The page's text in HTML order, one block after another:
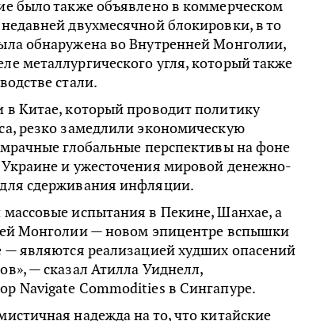
было также объявлено в коммерческом
двухмесячной блокировки, в то
обнаружена во Внутренней Монголии,
металлургического угля, который также
стали.
в Китае, который проводит политику
резко замедлили экономическую
мрачные глобальные перспективы на фоне
и ужесточения мировой денежно-
сдерживания инфляции.
испытания в Пекине, Шанхае, а
Монголии — новом эпицентре вспышки
— являются реализацией худших опасений
— сказал Атилла Уиднелл,
Navigate Commodities в Сингапуре.
надежда на то, что китайские